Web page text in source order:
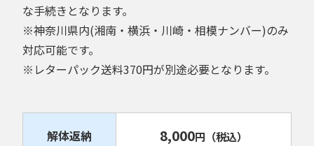
な手続きとなります。
※神奈川県内(湘南・横浜・川崎・相模ナンバー)のみ
対応可能です。
※レターパック送料370円が別途必要となります。
解体返納 8,000円 （税込）